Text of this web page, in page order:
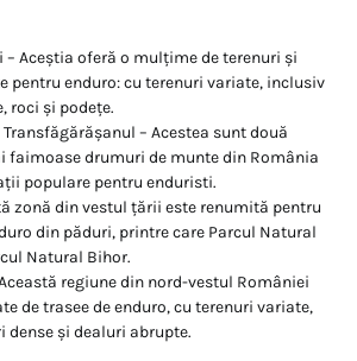
Aceștia oferă o mulțime de terenuri și
pentru enduro: cu terenuri variate, inclusiv
roci și podețe.
– Acestea sunt două
faimoase drumuri de munte din România
populare pentru enduristi.
zonă din vestul țării este renumită pentru
din păduri, printre care Parcul Natural
Natural Bihor.
regiune din nord-vestul României
de trasee de enduro, cu terenuri variate,
dense și dealuri abrupte.